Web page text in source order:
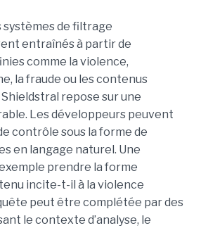
systèmes de filtrage
entraînés à partir de
comme la violence,
la fraude ou les contenus
repose sur une
Les développeurs peuvent
contrôle sous la forme de
en langage naturel. Une
prendre la forme
incite-t-il à la violence
peut être complétée par des
le contexte d’analyse, le